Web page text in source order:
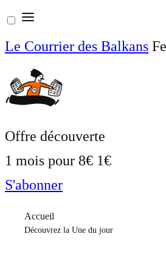
Aller
au
contenu
Le Courrier des Balkans
Offre découverte
1 mois pour 8€ 1€
S'abonner
Accueil
Découvrez la Une du jour